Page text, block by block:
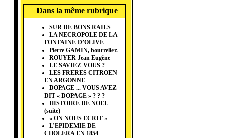
Dans la même rubrique
SUR DE BONS RAILS
LA NECROPOLE DE LA
FONTAINE D’OLIVE
Pierre GAMIN, bourrelier.
ROUYER Jean Eugène
LE SAVIEZ-VOUS ?
LES FRERES CITROEN
EN ARGONNE
DOPAGE ... VOUS AVEZ
DIT « DOPAGE » ? ? ?
HISTOIRE DE NOEL
(suite)
« ON NOUS ECRIT »
L’EPIDEMIE DE
CHOLERA EN 1854